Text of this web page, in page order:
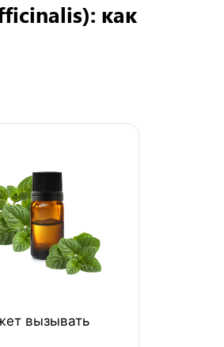
как
вызывать